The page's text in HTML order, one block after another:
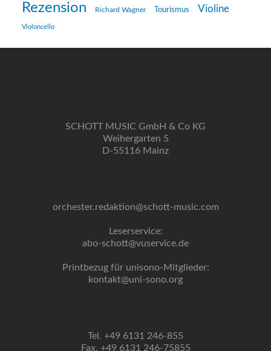
Rezension Richard Wagner Tourismus Violine
Violoncello
SCHOTT MUSIC GmbH & Co KG
Weihergarten 5
D-55116 Mainz
orchester.redaktion@schott-music.com
Leserservice:
abo-schott@vuservice.de
Printbezug für unisono-Mitglieder:
kontakt@uni-sono.org
Tel. +49 6131 246-855
Fax. +49 6131 246-75855